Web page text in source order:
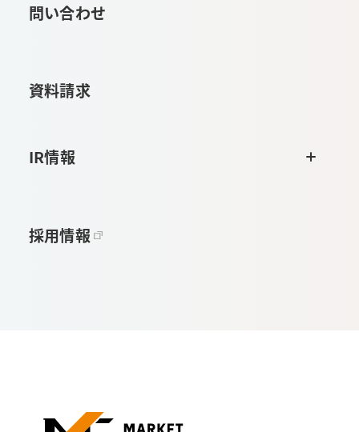
問い合わせ
資料請求
IR情報
採用情報